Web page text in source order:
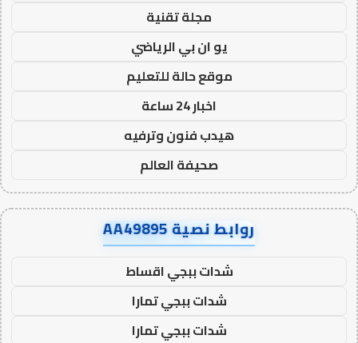
مجلة تقنية
يو ان بي الرياضي
موقع حالة للتعليم
اخبار 24 ساعة
هيدب فنون وترفيه
صحيفة العالم
روابط نصية AA49895
شدات ببجي اقساط
شدات ببجي تمارا
شدات ببجي تمارا